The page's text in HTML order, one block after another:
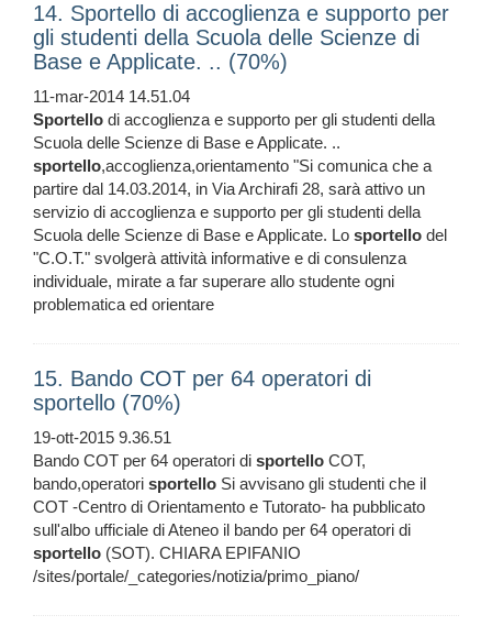
14. Sportello di accoglienza e supporto per
gli studenti della Scuola delle Scienze di
Base e Applicate. .. (70%)
11-mar-2014 14.51.04
Sportello di accoglienza e supporto per gli studenti della
Scuola delle Scienze di Base e Applicate. ..
sportello,accoglienza,orientamento "Si comunica che a
partire dal 14.03.2014, in Via Archirafi 28, sarà attivo un
servizio di accoglienza e supporto per gli studenti della
Scuola delle Scienze di Base e Applicate. Lo sportello del
"C.O.T." svolgerà attività informative e di consulenza
individuale, mirate a far superare allo studente ogni
problematica ed orientare
15. Bando COT per 64 operatori di
sportello (70%)
19-ott-2015 9.36.51
Bando COT per 64 operatori di sportello COT,
bando,operatori sportello Si avvisano gli studenti che il
COT -Centro di Orientamento e Tutorato- ha pubblicato
sull'albo ufficiale di Ateneo il bando per 64 operatori di
sportello (SOT). CHIARA EPIFANIO
/sites/portale/_categories/notizia/primo_piano/